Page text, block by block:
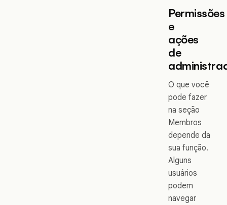
Permissões
e
ações
de
O que você
pode fazer
na seção
Membros
depende da
sua função.
Alguns
usuários
podem
navegar